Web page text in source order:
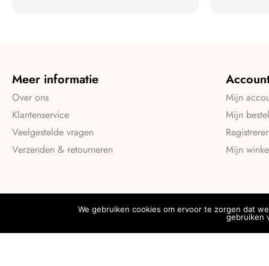
Meer informatie
Over ons
Klantenservice
Veelgestelde vragen
Verzenden & retourneren
Mijn
Mijn
Mijn
We gebruiken cookies om ervoor te zorgen dat
gebruiken